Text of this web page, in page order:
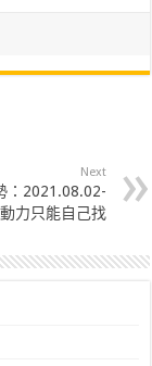
Next
：2021.08.02-
力只能自己找